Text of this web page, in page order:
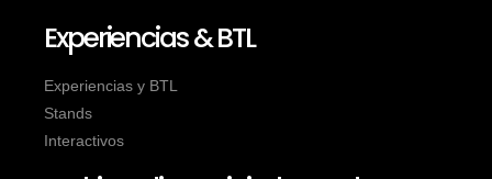
Experiencias & BTL
Experiencias y BTL
Stands
Interactivos